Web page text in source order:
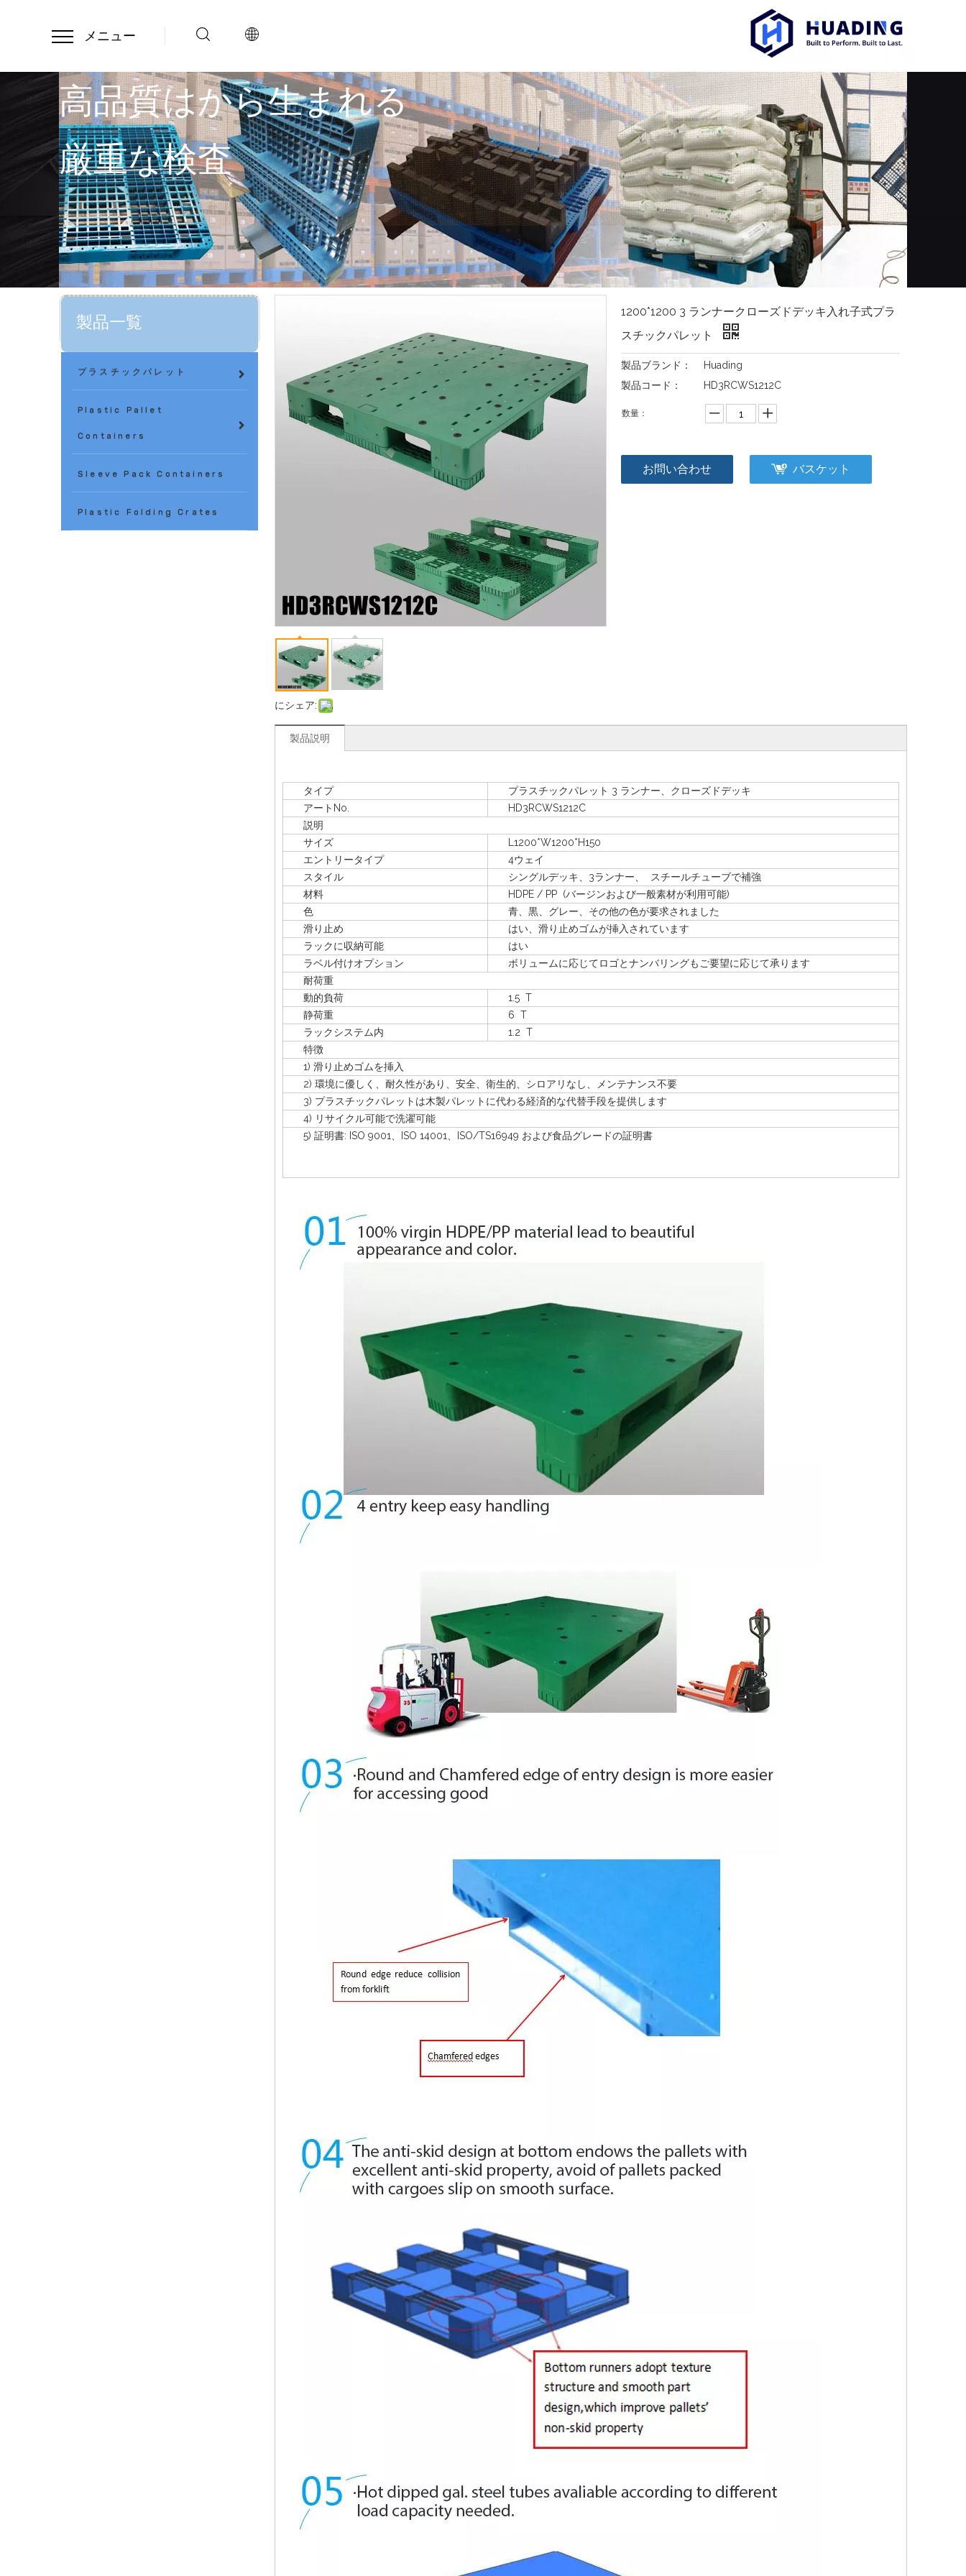
メニュー
高品質はから生まれる
厳重な検査
製品一覧
プラスチックパレット
Plastic Pallet
Containers
Sleeve Pack Containers
Plastic Folding Crates
にシェア:
1200*1200 3 ランナークローズドデッキ入れ子式プラ
スチックパレット
製品ブランド：
Huading
製品コード：
HD3RCWS1212C
数量：
お問い合わせ バスケット
製品説明
タイプ
プラスチックパレット 3 ランナー、クローズドデッキ
アートNo.
HD3RCWS1212C
説明
サイズ
L1200*W1200*H150
エントリータイプ
4ウェイ
スタイル
シングルデッキ、3ランナー、 スチールチューブで補強
材料
HDPE / PP (バージンおよび一般素材が利用可能)
色
青、黒、グレー、その他の色が要求されました
滑り止め
はい、滑り止めゴムが挿入されています
ラックに収納可能
はい
ラベル付けオプション
ボリュームに応じてロゴとナンバリングもご要望に応じて承ります
耐荷重
動的負荷
1.5 T
静荷重
6 T
ラックシステム内
1.2 T
特徴
1) 滑り止めゴムを挿入
2) 環境に優しく、耐久性があり、安全、衛生的、シロアリなし、メンテナンス不要
3) プラスチックパレットは木製パレットに代わる経済的な代替手段を提供します
4) リサイクル可能で洗濯可能
5) 証明書: ISO 9001、ISO 14001、ISO/TS16949 および食品グレードの証明書